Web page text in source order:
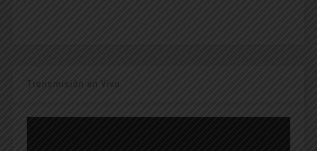
Transmisión en Vivo